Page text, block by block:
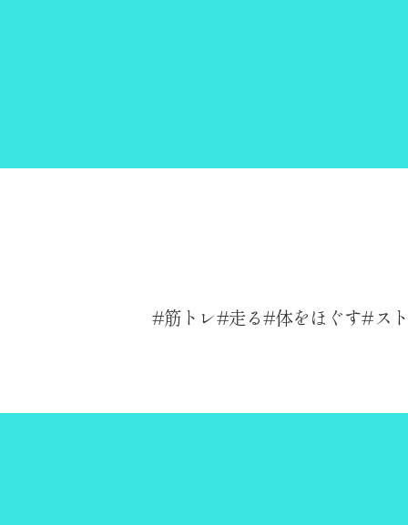
筋トレ 走る 体をほぐす ス